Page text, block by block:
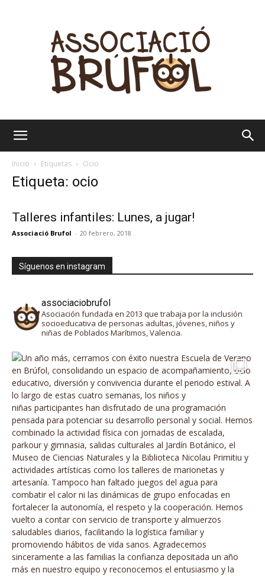
Brúfol
Inicio Etiquetas Ocio
Etiqueta: ocio
Talleres infantiles: Lunes, a jugar!
Associació Brufol - 20 febrero, 2018
Síguenos en instagram
associaciobrufol
Asociación fundada en 2013 que trabaja por la inclusión
socioeducativa de personas adultas, jóvenes, niños y
niñas de Poblados Marítimos, Valencia.